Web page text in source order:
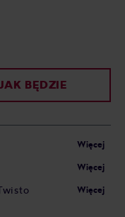
BĘDZIE
Więcej
Więcej
Więcej